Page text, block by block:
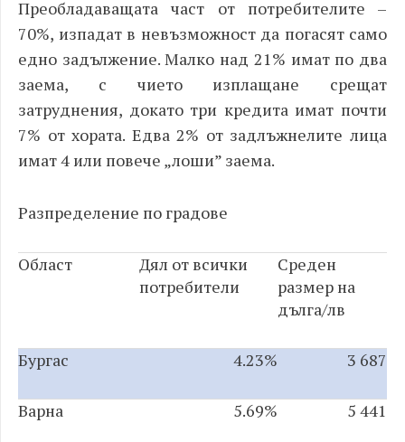
Преобладаващата част от потребителите –
70%, изпадат в невъзможност да погасят само
едно задължение. Малко над 21% имат по два
заема, с чието изплащане срещат
затруднения, докато три кредита имат почти
7% от хората. Едва 2% от задлъжнелите лица
имат 4 или повече „лоши” заема.
Разпределение по градове
Област
Дял от всички
потребители
Среден
размер на
дълга/лв
Бургас 4.23% 3 687
Варна 5.69% 5 441